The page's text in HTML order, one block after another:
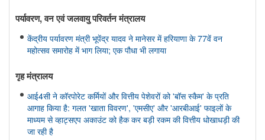
पर्यावरण, वन एवं जलवायु परिवर्तन मंत्रालय
केंद्रीय पर्यावरण मंत्री भूपेंद्र यादव ने मानेसर में हरियाणा के 77वें वन
महोत्सव समारोह में भाग लिया; एक पौधा भी लगाया
गृह मंत्रालय
आई4सी ने कॉरपोरेट कर्मियों और वित्तीय पेशेवरों को 'बॉस स्कैम' के प्रति
आगाह किया है: गलत 'खाता विवरण', 'एमसीए' और 'आरबीआई' फाइलों के
माध्यम से व्हाट्सएप अकाउंट को हैक कर बड़ी रकम की वित्तीय धोखाधड़ी की
जा रही है